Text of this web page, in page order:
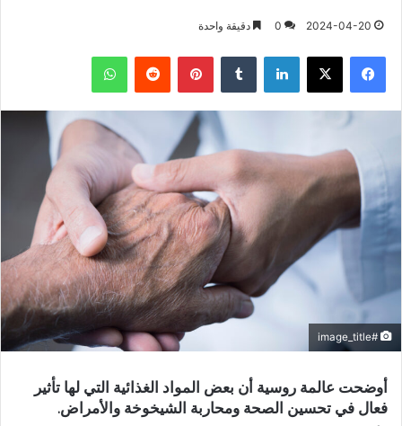
2024-04-20
0 دقيقة واحدة
فيسبوك X لينكدإن بينتيريست واتساب
#image_title
أوضحت عالمة روسية أن بعض المواد الغذائية التي لها تأثير
فعال في تحسين الصحة ومحاربة الشيخوخة والأمراض.